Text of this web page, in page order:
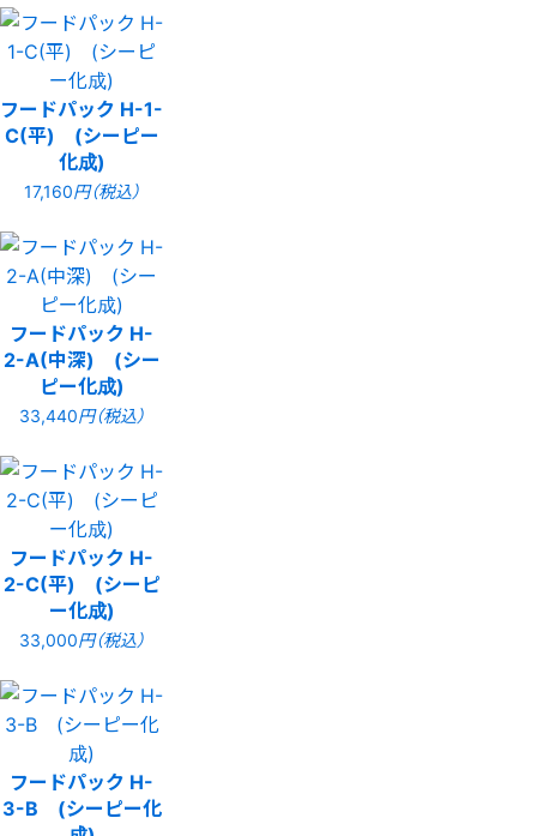
フードパック H-1-
C(平) (シーピー
化成)
17,160円（税込）
フードパック H-
2-A(中深) (シー
ピー化成)
33,440円（税込）
フードパック H-
2-C(平) (シーピ
ー化成)
33,000円（税込）
フードパック H-
3-B (シーピー化